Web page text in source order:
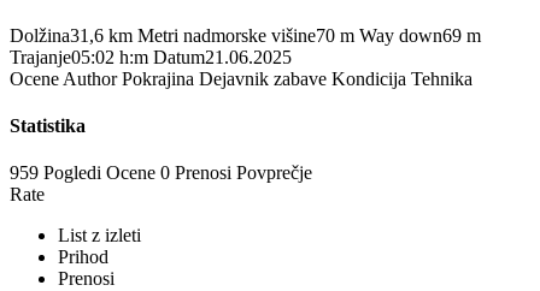
Dolžina31,6 km Metri nadmorske višine70 m Way down69 m
Trajanje05:02 h:m Datum21.06.2025
Ocene Author Pokrajina Dejavnik zabave Kondicija Tehnika
Statistika
959 Pogledi Ocene 0 Prenosi Povprečje
Rate
List z izleti
Prihod
Prenosi